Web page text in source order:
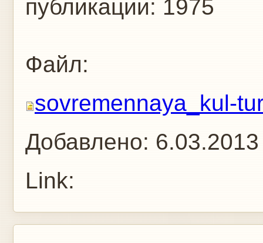
публикации: 1975
Файл:
sovremennaya_kul-
Добавлено: 6.03.2013
Link: